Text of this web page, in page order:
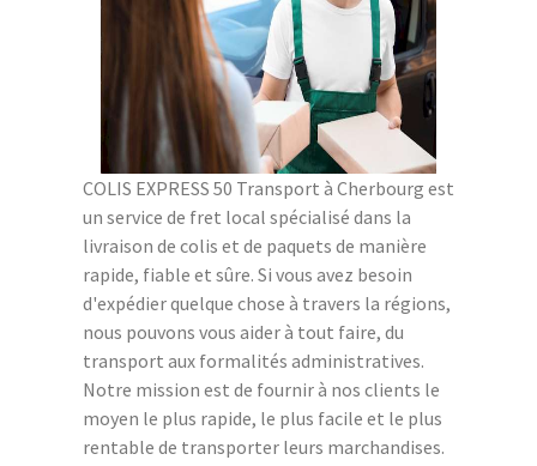
COLIS EXPRESS 50 Transport à Cherbourg est
un service de fret local spécialisé dans la
livraison de colis et de paquets de manière
rapide, fiable et sûre. Si vous avez besoin
d'expédier quelque chose à travers la régions,
nous pouvons vous aider à tout faire, du
transport aux formalités administratives.
Notre mission est de fournir à nos clients le
moyen le plus rapide, le plus facile et le plus
rentable de transporter leurs marchandises.